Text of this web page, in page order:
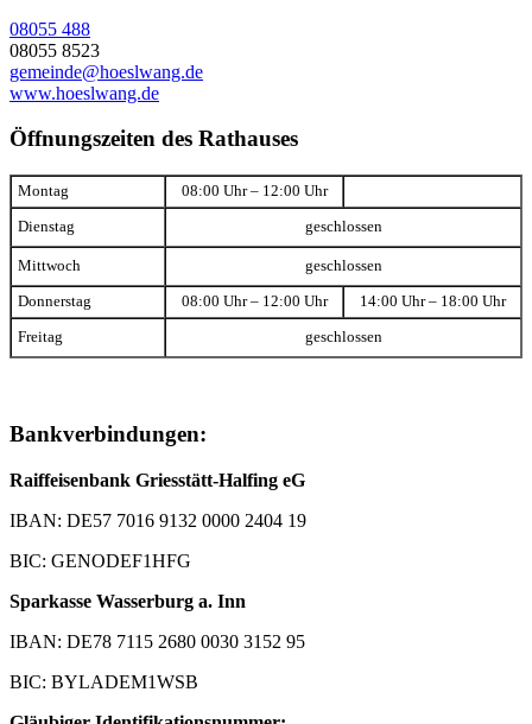
08055 488
08055 8523
gemeinde@hoeslwang.de
www.hoeslwang.de
Öffnungszeiten des Rathauses
Montag 08:00 Uhr – 12:00 Uhr
Dienstag geschlossen
Mittwoch geschlossen
Donnerstag 08:00 Uhr – 12:00 Uhr 14:00 Uhr – 18:00 Uhr
Freitag geschlossen
Bankverbindungen:
Raiffeisenbank Griesstätt-Halfing eG
IBAN: DE57 7016 9132 0000 2404 19
BIC: GENODEF1HFG
Sparkasse Wasserburg a. Inn
IBAN: DE78 7115 2680 0030 3152 95
BIC: BYLADEM1WSB